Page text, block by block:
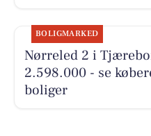
BOLIGMARKED
Nørreled 2 i
2.598.000 - se
boliger